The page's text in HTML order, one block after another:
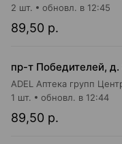
89,50 р.
2 шт. обновл. в 12:45
ADEL Аптека групп
89,50 р.
1 шт. обновл. в 12:44